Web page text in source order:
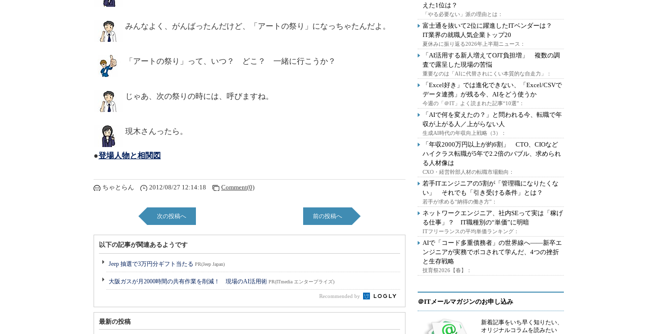
みんなよく、がんばったんだけど、「アートの祭り」になっちゃたんだよ。
「アートの祭り」って、いつ？ どこ？ 一緒に行こうか？
じゃあ、次の祭りの時には、呼びますね。
現木さんったら。
●登場人物と相関図
ちゃとらん 2012/08/27 12:14:18 Comment(0)
次の投稿へ 前の投稿へ
以下の記事が関連あるようです
Jeep 抽選で3万円分ギフト当たる PR(Jeep Japan)
大阪ガスが月2000時間の共有作業を削減！ 現場のAI活用術 PR(ITmedia エンタープライズ)
Recommended by
最新の投稿
えた1位は？
「やる必要ない」派の理由とは：
富士通を抜いて2位に躍進したITベンダーは？
IT業界の就職人気企業トップ20
夏休みに振り返る2026年上半期ニュース：
「AI活用する新人増えてOJT負担増」 複数の調
査で露呈した現場の苦悩
重要なのは「AIに代替されにくい本質的な自走力」：
「Excel好き」では進化できない、「Excel/CSVで
データ連携」が残る今、AIをどう使うか
今週の「＠IT」よく読まれた記事“10選”：
「AIで何を変えたの？」と問われる今、転職で年
収が上がる人／上がらない人
生成AI時代の年収向上戦略（3）：
「年収2000万円以上が約6割」 CTO、CIOなど
ハイクラス転職が5年で2.2倍のバブル、求められ
る人材像は
CXO・経営幹部人材の転職市場動向：
若手ITエンジニアの5割が「管理職になりたくな
い」 それでも「引き受ける条件」とは？
若手が求める“納得の働き方”：
ネットワークエンジニア、社内SEって実は「稼げ
る仕事」？ IT職種別の“単価”に明暗
ITフリーランスの平均単価ランキング：
AIで「コード多重債務者」の世界線へ――新卒エ
ンジニアが実務でボコされて学んだ、4つの挫折
と生存戦略
技育祭2026【春】：
＠ITメールマガジンのお申し込み
新着記事をいち早く知りたい、
オリジナルコラムを読みたい